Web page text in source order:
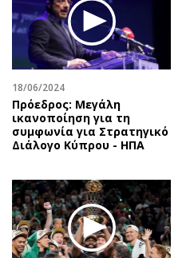
18/06/2024
Πρόεδρος: Μεγάλη
ικανοποίηση για τη
συμφωνία για Στρατηγικό
Διάλογο Κύπρου - ΗΠΑ